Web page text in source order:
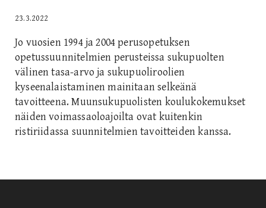
23.3.2022
Jo vuosien 1994 ja 2004 perusopetuksen
opetussuunnitelmien perusteissa sukupuolten
välinen tasa-arvo ja sukupuoliroolien
kyseenalaistaminen mainitaan selkeänä
tavoitteena. Muunsukupuolisten koulukokemukset
näiden voimassaoloajoilta ovat kuitenkin
ristiriidassa suunnitelmien tavoitteiden kanssa.